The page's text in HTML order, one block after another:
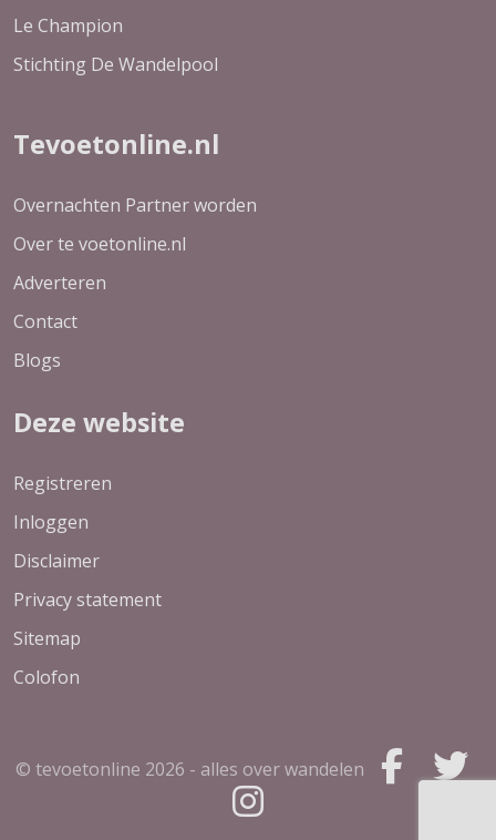
Le Champion
Stichting De Wandelpool
Tevoetonline.nl
Overnachten Partner worden
Over te voetonline.nl
Adverteren
Contact
Blogs
Deze website
Registreren
Inloggen
Disclaimer
Privacy statement
Sitemap
Colofon
© tevoetonline 2026 - alles over wandelen